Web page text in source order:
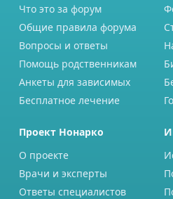
Что это за форум
Общие правила форума
Вопросы и ответы
Помощь родственникам
Анкеты для зависимых
Бесплатное лечение
Проект Нонарко
О проекте
Врачи и эксперты
Ответы специалистов